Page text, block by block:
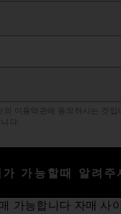
이용약관에 동의하시는 것입
다.
가 가능할때 알려주
가능합니다 자매 사